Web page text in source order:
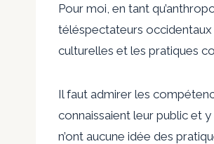
Pour moi, en tant
téléspectateurs
culturelles et les pratiques
Il faut admirer les
connaissaient leur public et
n’ont aucune idée des